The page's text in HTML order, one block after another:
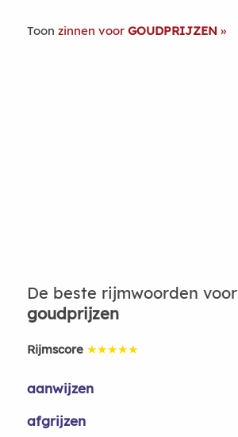
Toon zinnen voor GOUDPRIJZEN
De beste rijmwoorden voor
goudprijzen
Rijmscore ★★★★★
aanwijzen
afgrijzen